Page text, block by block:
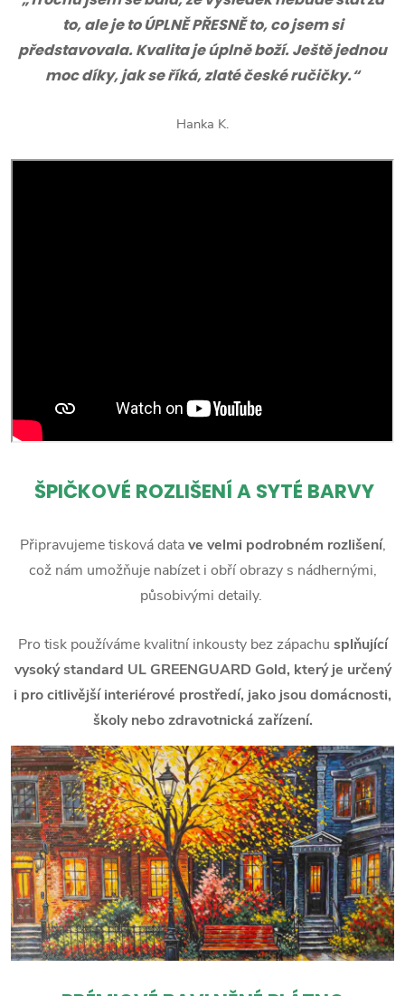
to, ale je to ÚPLNĚ PŘESNĚ to, co jsem si
představovala. Kvalita je úplně boží. Ještě jednou
moc díky, jak se říká, zlaté české ručičky.“
Hanka K.
ŠPIČKOVÉ ROZLIŠENÍ A SYTÉ BARVY
Připravujeme tisková datave velmi podrobném rozlišení,
což nám umožňuje nabízet i obří obrazy s nádhernými,
působivými detaily.
Pro tisk používáme kvalitní inkousty bez zápachu splňující
vysoký standard UL GREENGUARD Gold, který je určený
i pro citlivější interiérové prostředí, jako jsou domácnosti,
školy nebo zdravotnická zařízení.